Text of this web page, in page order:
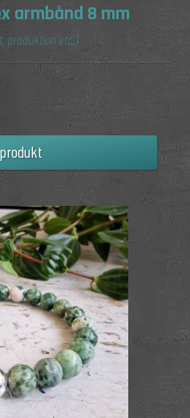
armbånd 8 mm
produktion etc.)